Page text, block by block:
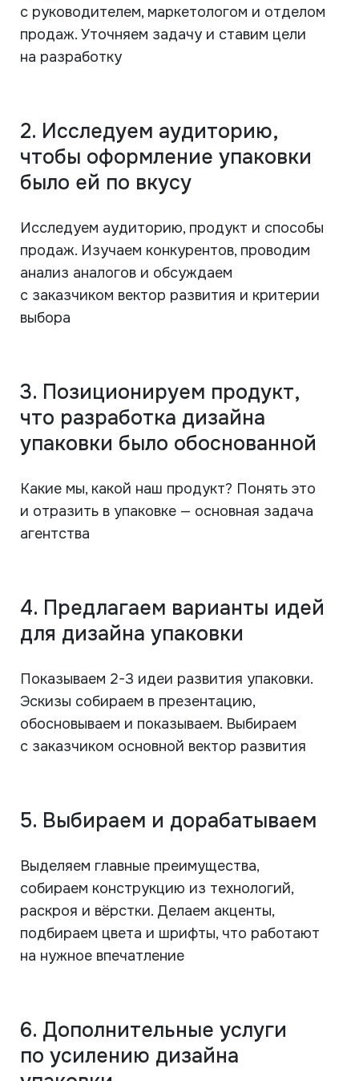
с руководителем, маркетологом и отделом
продаж. Уточняем задачу и ставим цели
на разработку
2. Исследуем аудиторию,
чтобы оформление упаковки
было ей по вкусу
Исследуем аудиторию, продукт и способы
продаж. Изучаем конкурентов, проводим
анализ аналогов и обсуждаем
с заказчиком вектор развития и критерии
выбора
3. Позиционируем продукт,
что разработка дизайна
упаковки было обоснованной
Какие мы, какой наш продукт? Понять это
и отразить в упаковке — основная задача
агентства
4. Предлагаем варианты идей
для дизайна упаковки
Показываем 2-3 идеи развития упаковки.
Эскизы собираем в презентацию,
обосновываем и показываем. Выбираем
с заказчиком основной вектор развития
5. Выбираем и дорабатываем
Выделяем главные преимущества,
собираем конструкцию из технологий,
раскроя и вёрстки. Делаем акценты,
подбираем цвета и шрифты, что работают
на нужное впечатление
6. Дополнительные услуги
по усилению дизайна